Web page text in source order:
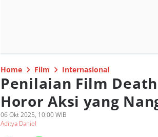
Home Film Internasional
Penilaian Film
Horor Aksi yang
06 Okt 2025, 10:00 WIB
Aditya Daniel